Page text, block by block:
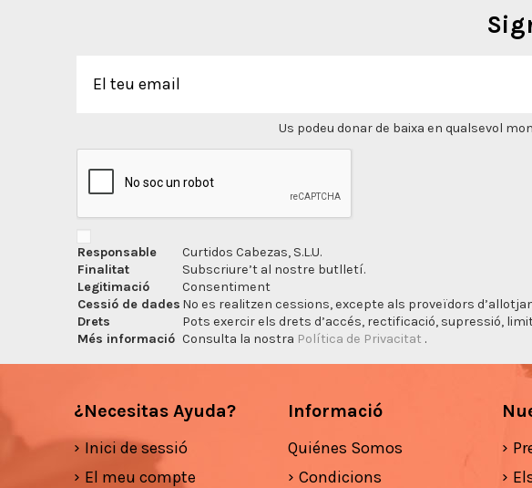
Us podeu donar de baixa en qualsevol
Responsable
Curtidos Cabezas, S.L.U.
Finalitat
Subscriure’t al nostre butlletí.
Legitimació
Consentiment
Cessió de dades No es realitzen cessions, excepte als proveïdors
Drets
Pots exercir els drets d’accés, rectificació, supressió,
Més informació Consulta la nostra Política de Privacitat .
¿Necesitas Ayuda?
Inici de sessió
El meu compte
Informació
Quiénes Somos
Condicions